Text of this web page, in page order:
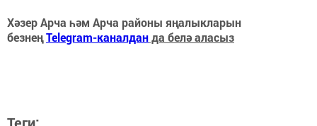
Хәзер Арча һәм Арча районы яңалыкларын
безнеңTelegram-каналданда белә аласыз